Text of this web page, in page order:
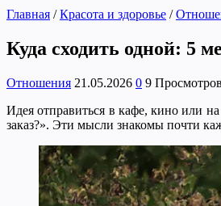
Главная / Красота и здоровье /
Куда сходить одной: 5
Отношения 21.05.2026 0 9 Просмотров
Идея отправиться в кафе, кино или
заказ?». Эти мысли знакомы почти